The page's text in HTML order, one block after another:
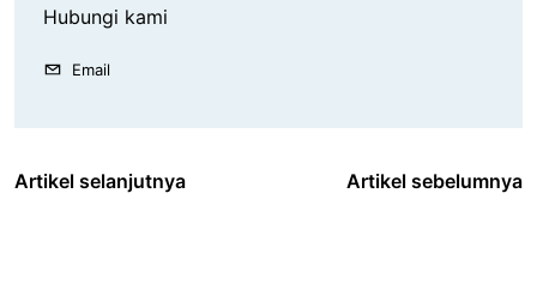
Hubungi kami
Email
Artikel selanjutnya Artikel sebelumnya